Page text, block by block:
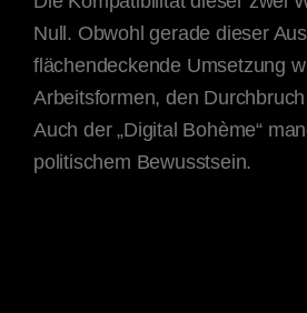
Null. Obwohl gerade dieser
flächendeckende Umsetzung
Arbeitsformen, den
Auch der „Digital Bohème“
politischem Bewusstsein.